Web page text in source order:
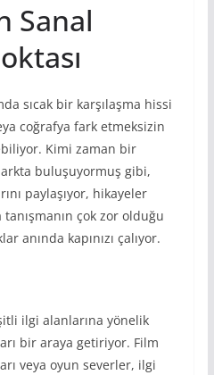
Sanal
sıcak bir karşılaşma hissi
coğrafya fark etmeksizin
Kimi zaman bir
buluşuyormuş gibi,
paylaşıyor, hikayeler
çok zor olduğu
anında kapınızı çalıyor.
ilgi alanlarına yönelik
bir araya getiriyor. Film
veya oyun severler, ilgi